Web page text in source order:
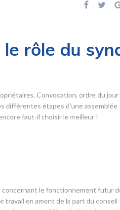
le rôle du
Convocation, ordre du
différentes étapes d’une assemblée
faut-il choisir le meilleur !
concernant le fonctionnement futur
travail en amont de la part du conseil